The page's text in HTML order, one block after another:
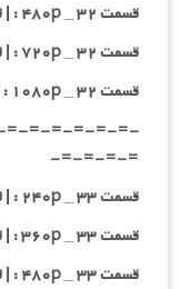
قسمت ۳۲ _ ۴۸۰p : | لینک مستقیم |دوبله فارسی
قسمت ۳۲ _ ۷۲۰p : | لینک مستقیم |دوبله فارسی
قسمت ۳۲ _ ۱۰۸۰p : | لینک مستقیم | دوبله فارسی
=-=-=-=-=-
=-=-=-=-
قسمت ۳۳ _ ۲۴۰p : | لینک مستقیم |دوبله فارسی
قسمت ۳۳ _ ۳۶۰p : | لینک مستقیم |دوبله فارسی
قسمت ۳۳ _ ۴۸۰p : | لینک مستقیم |دوبله فارسی